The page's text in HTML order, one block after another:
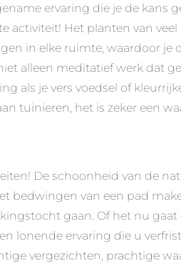
ervaring die je de kans
activiteit! Het planten van
in elke ruimte, waardoor je
alleen meditatief werk dat
als je vers voedsel of
tuinieren, het is zeker een
De schoonheid van de
bedwingen van een pad
gaan. Of het nu
lonende ervaring die u
vergezichten, prachtige